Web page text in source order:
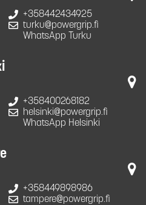
+358442434925
turku@powergrip.fi
WhatsApp Turku
+358400268182
helsinki@powergrip.fi
WhatsApp Helsinki
+358449898986
tampere@powergrip.fi